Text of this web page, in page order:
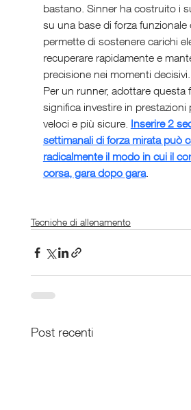
bastano. Sinner ha costruito i
su una base di forza funzionale
permette di sostenere carichi
recuperare rapidamente e
precisione nei momenti decisivi.
Per un runner, adottare questa
significa investire in prestazioni
veloci e più sicure. Inserire 2
settimanali di forza mirata può
radicalmente il modo in cui il
corsa, gara dopo gara.
Tecniche di allenamento
Post recenti